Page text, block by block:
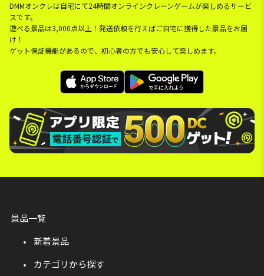
DMMオンクレは自宅にて24時間オンラインクレーンゲームが楽しめるサービ
スです。
遊べる景品は3,000点以上！発送依頼を行えばご自宅に獲得した景品をお届
け！
ゲット保証機能があるので、初心者の方でも安心して楽しめます。
景品一覧
新着景品
カテゴリから探す